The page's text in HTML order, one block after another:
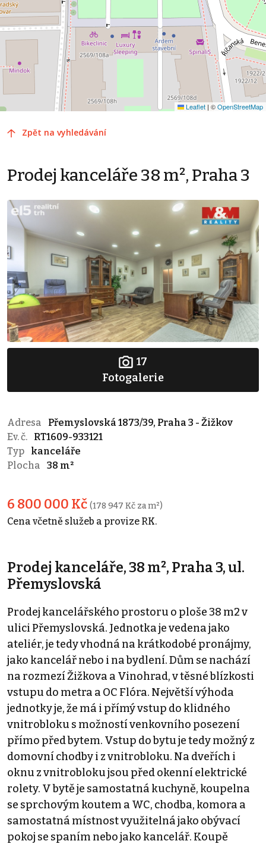
Leaflet | ©OpenStreetMap
Zpět na vyhledávání
Prodej kanceláře 38 m², Praha 3
17
Fotogalerie
Adresa
Přemyslovská 1873/39, Praha 3 - Žižkov
Ev. č.
RT1609-933121
Typ
kanceláře
Plocha
38 m²
6 800 000 Kč (178 947 Kč za m²)
Cena včetně služeb a provize RK.
Prodej kanceláře, 38 m², Praha 3, ul.
Přemyslovská
Prodej kancelářského prostoru o ploše 38 m2 v
ulici Přemyslovská. Jednotka je vedena jako
ateliér, je tedy vhodná na krátkodobé pronájmy,
jako kancelář nebo i na bydlení. Dům se nachází
na rozmezí Žižkova a Vinohrad, v těsné blízkosti
vstupu do metra a OC Flóra. Největší výhoda
jednotky je, že má i přímý vstup do klidného
vnitrobloku s možností venkovního posezení
přímo před bytem. Vstup do bytu je tedy možný z
domovní chodby i z vnitrobloku. Na dveřích i
oknu z vnitrobloku jsou před okenní elektrické
rolety. V bytě je samostatná kuchyně, koupelna
se sprchovým koutem a WC, chodba, komora a
samostatná místnost využitelná jako obývací
pokoj se spaním nebo jako kancelář. Koupě